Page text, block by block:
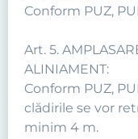
Conform PUZ,
Art. 5.
ALINIAMENT:
Conform PUZ,
clădirile se vor
minim 4 m.